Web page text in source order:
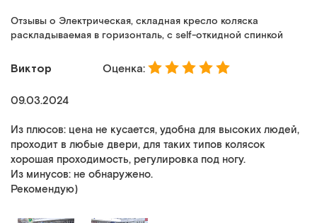
Отзывы о Электрическая, складная кресло коляска
раскладываемая в горизонталь, с self-откидной спинкой
Виктор Оценка:
09.03.2024
Из плюсов: цена не кусается, удобна для высоких людей,
проходит в любые двери, для таких типов колясок
хорошая проходимость, регулировка под ногу.
Из минусов: не обнаружено.
Рекомендую)